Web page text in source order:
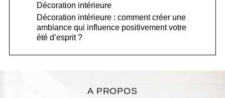
Décoration intérieure
Décoration intérieure : comment créer une
ambiance qui influence positivement votre
été d’esprit ?
A PROPOS